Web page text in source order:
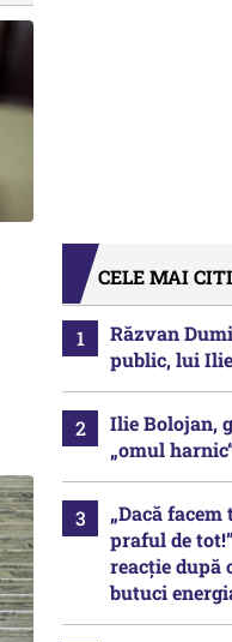
CELE MAI
Răzvan
public, lui
Ilie Bolojan,
„omul
„Dacă facem
praful de
reacție după
butuci